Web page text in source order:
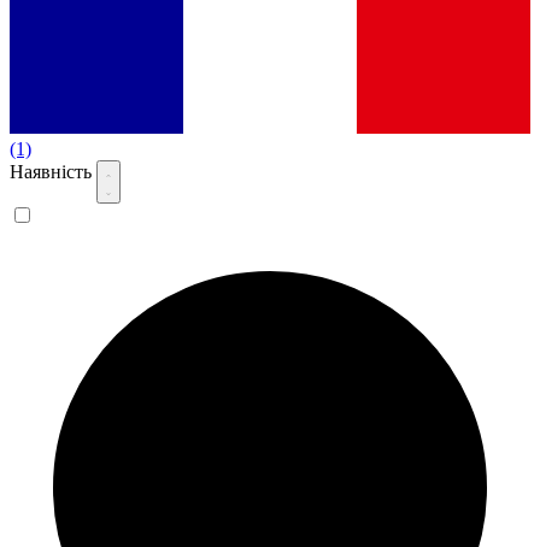
(1)
Наявність